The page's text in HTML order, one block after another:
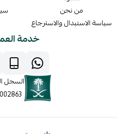
من نحن
سياسة الاستبدال والاسترجاع
خدمة
السجل